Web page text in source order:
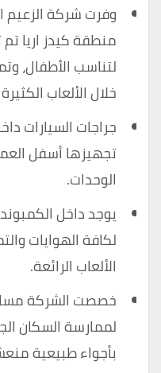
وفرت شركة الزعيم
منطقة كيدز اريا
لتناسب الأطفال،
خلال الألعاب
جراجات السيارات
تجهيزها أسفل
الوحدات.
يوجد داخل
لكافة الهوايات
الألعاب الرائعة.
خصصت الشركة
لممارسة السكان
بأجواء طبيعية